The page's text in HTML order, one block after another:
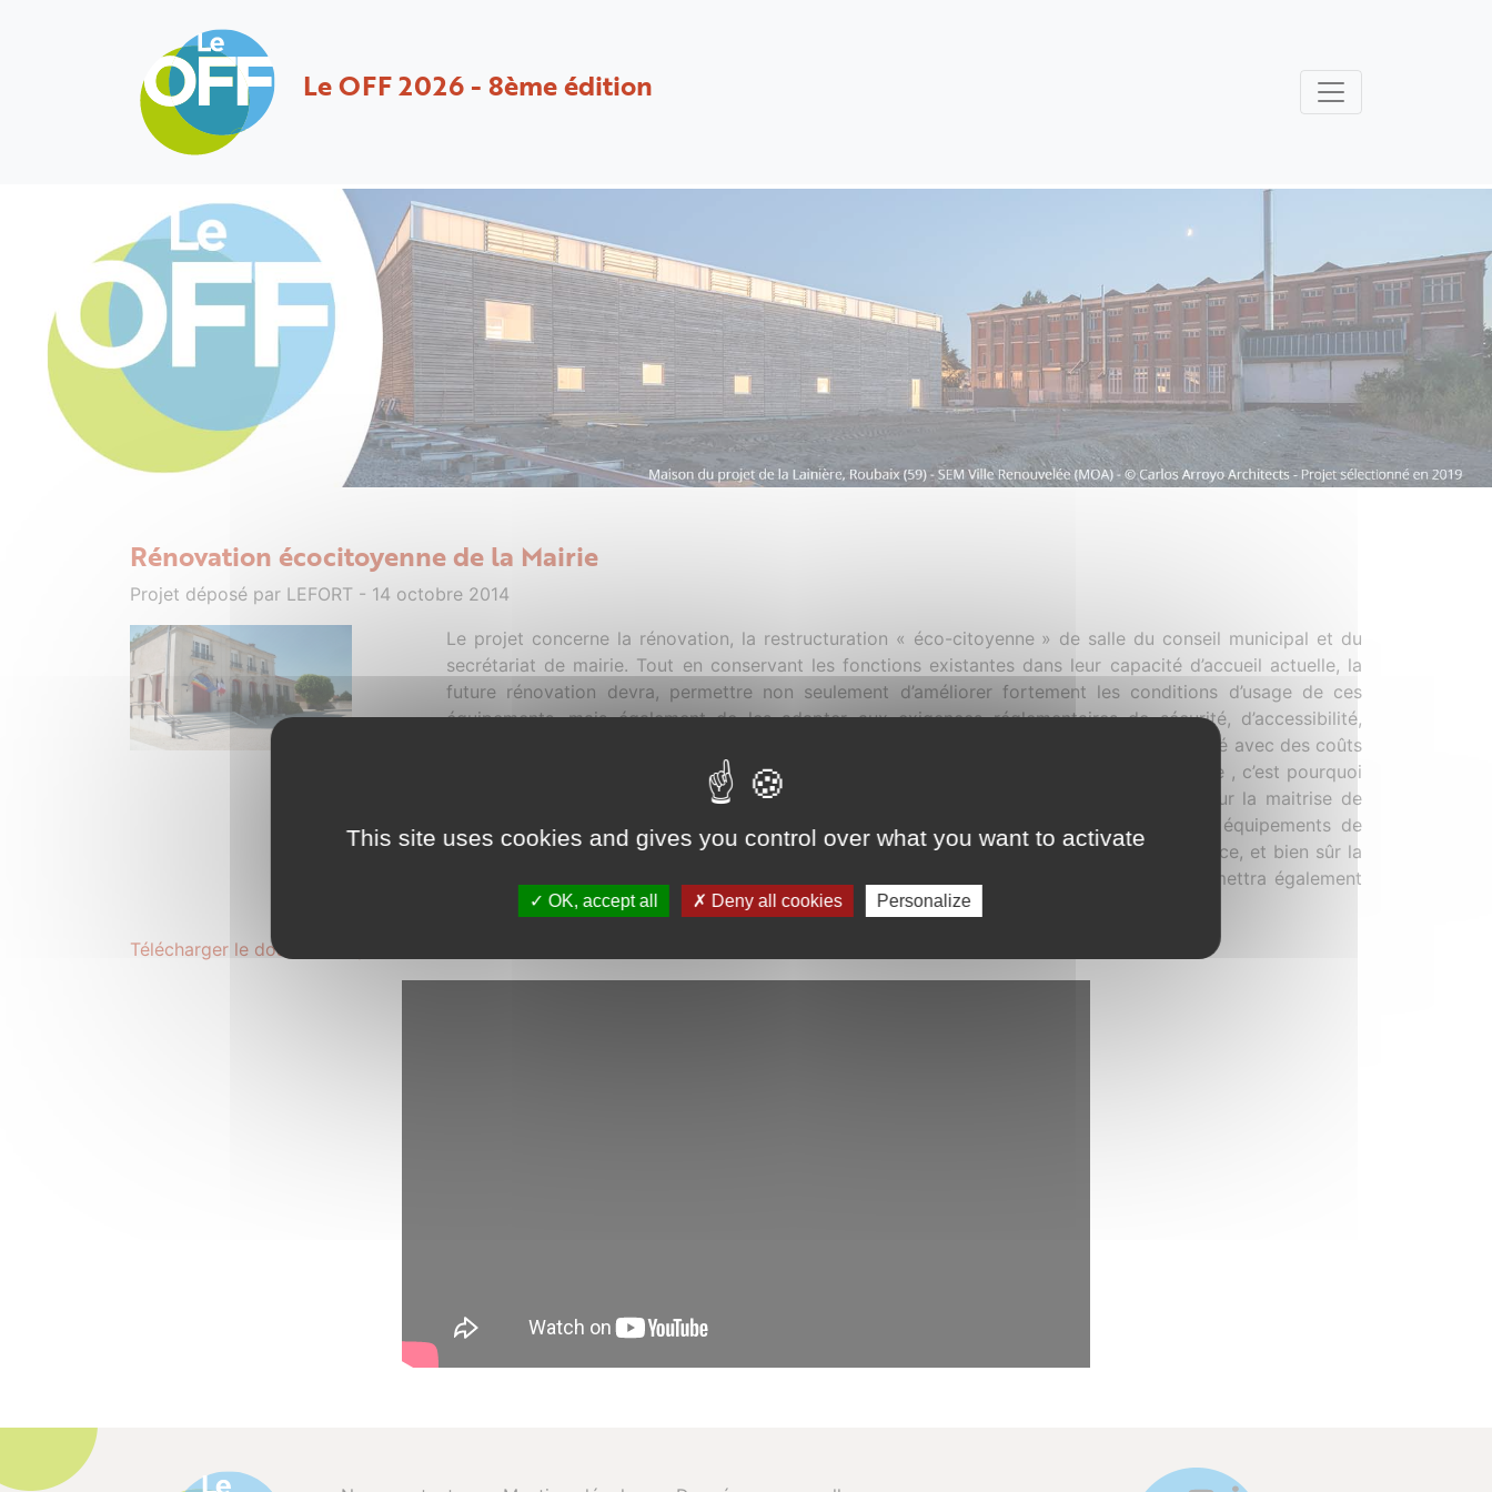
Le OFF 2026 - 8ème édition
Rénovation écocitoyenne de la Mairie
Projet déposé par LEFORT - 14 octobre 2014
Le projet concerne la rénovation, la restructuration « éco-citoyenne » de salle du conseil municipal et du
secrétariat de mairie. Tout en conservant les fonctions existantes dans leur capacité d’accueil actuelle, la
future rénovation devra, permettre non seulement d’améliorer fortement les conditions d’usage de ces
équipements, mais également de les adapter aux exigences réglementaires de sécurité, d’accessibilité,
sanitaire, acoustique et thermique. L’équipe municipale a souhaité réalisé un bâtiment rénové avec des coûts
de fonctionnement le faible possible, en particulier concernant la consommation d’ énergie , c’est pourquoi
un niveau d’exigence très élevé à été inscrit dès l’appel d’offres d’un maitre d’œuvre pour la maitrise de
l’énergie et l’utilisation d’énergie renouvelable P S : Dans l’objectif de rationnaliser les équipements de
services et donc de diminuer les coûts d’investissement, les locaux tels que sanitaires, office, et bien sûr la
chaufferie, ont été regroupés et mutualisés (mairie+ salle + logement). Leur position permettra également
leur utilisation par les manifestations organisées dans les espaces extérieurs.
Télécharger le dossier complet au format .PDF
This site uses cookies and gives you control over what you want to activate
OK, accept all Deny all cookies Personalize